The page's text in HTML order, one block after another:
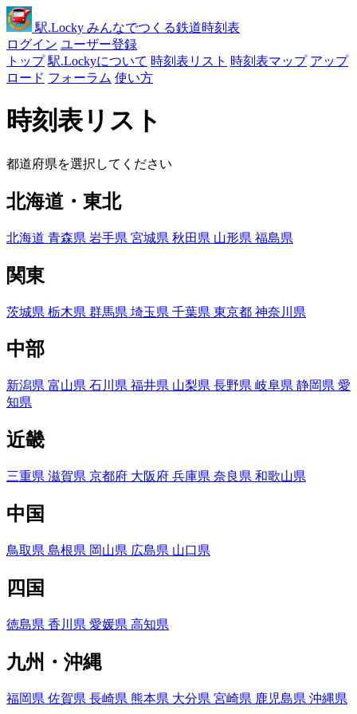
駅.Locky みんなでつくる鉄道時刻表
ログイン ユーザー登録
トップ 駅.Lockyについて 時刻表リスト 時刻表マップ アップ
ロード フォーラム 使い方
時刻表リスト
都道府県を選択してください
北海道・東北
北海道 青森県 岩手県 宮城県 秋田県 山形県 福島県
関東
茨城県 栃木県 群馬県 埼玉県 千葉県 東京都 神奈川県
中部
新潟県 富山県 石川県 福井県 山梨県 長野県 岐阜県 静岡県 愛
知県
近畿
三重県 滋賀県 京都府 大阪府 兵庫県 奈良県 和歌山県
中国
鳥取県 島根県 岡山県 広島県 山口県
四国
徳島県 香川県 愛媛県 高知県
九州・沖縄
福岡県 佐賀県 長崎県 熊本県 大分県 宮崎県 鹿児島県 沖縄県